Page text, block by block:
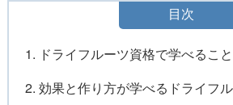
目次
1. ドライフルーツ資格で学べること
2. 効果と作り方が学べるドライフ